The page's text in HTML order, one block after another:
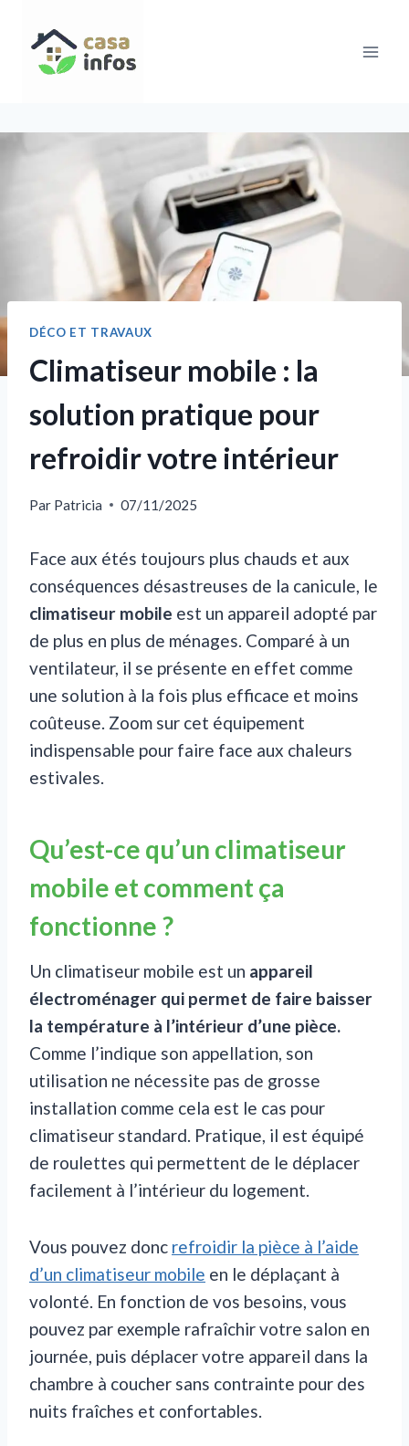
contenu
DÉCO ET TRAVAUX
Climatiseur mobile : la
solution pratique pour
refroidir votre intérieur
Par Patricia 07/11/2025
Face aux étés toujours plus chauds et aux
conséquences désastreuses de la canicule, le
climatiseur mobile est un appareil adopté par
de plus en plus de ménages. Comparé à un
ventilateur, il se présente en effet comme
une solution à la fois plus efficace et moins
coûteuse. Zoom sur cet équipement
indispensable pour faire face aux chaleurs
estivales.
Qu’est-ce qu’un climatiseur
mobile et comment ça
fonctionne ?
Un climatiseur mobile est un appareil
électroménager qui permet de faire baisser
la température à l’intérieur d’une pièce.
Comme l’indique son appellation, son
utilisation ne nécessite pas de grosse
installation comme cela est le cas pour
climatiseur standard. Pratique, il est équipé
de roulettes qui permettent de le déplacer
facilement à l’intérieur du logement.
Vous pouvez donc refroidir la pièce à l’aide
d’un climatiseur mobile en le déplaçant à
volonté. En fonction de vos besoins, vous
pouvez par exemple rafraîchir votre salon en
journée, puis déplacer votre appareil dans la
chambre à coucher sans contrainte pour des
nuits fraîches et confortables.